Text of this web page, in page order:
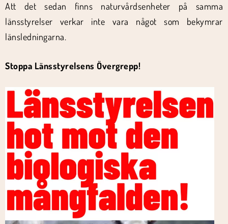
Att det sedan finns naturvårdsenheter på samma
länsstyrelser verkar inte vara något som bekymrar
länsledningarna.
Stoppa Länsstyrelsens Övergrepp!